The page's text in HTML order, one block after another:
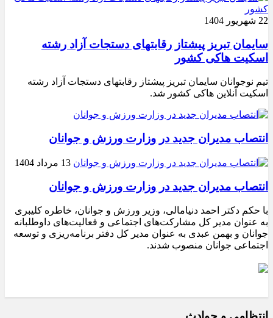
22 شهریور 1404
سایمان تبریز پیشتاز رقابتهای دستجات آزاد رشته
اسکیت هاکی کشور
تیم نوجوانان سایمان تبریز پیشتاز رقابتهای دستجات آزاد رشته
اسکیت آنلاین هاکی کشور شد.
انتصاب مدیران جدید در وزارت ورزش و جوانان
13 مرداد 1404
انتصاب مدیران جدید در وزارت ورزش و جوانان
با حکم دکتر احمد دنیامالی، وزیر ورزش و جوانان، خاطره کلیبری
به عنوان مدیر کل مشارکت‌های اجتماعی و فعالیت‌های داوطلبانه
جوانان و بهمن عبدی به عنوان مدیر کل دفتر برنامه‌ریزی و توسعه
اجتماعی جوانان منصوب شدند.